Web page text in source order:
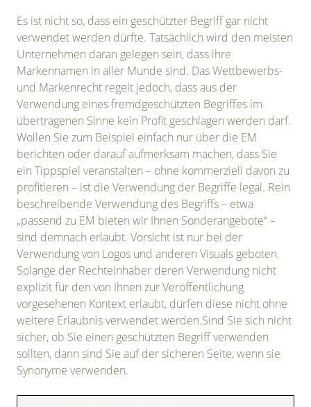
Es ist nicht so, dass ein geschützter Begriff gar nicht
verwendet werden dürfte. Tatsächlich wird den meisten
Unternehmen daran gelegen sein, dass ihre
Markennamen in aller Munde sind. Das Wettbewerbs-
und Markenrecht regelt jedoch, dass aus der
Verwendung eines fremdgeschützten Begriffes im
übertragenen Sinne kein Profit geschlagen werden darf.
Wollen Sie zum Beispiel einfach nur über die EM
berichten oder darauf aufmerksam machen, dass Sie
ein Tippspiel veranstalten – ohne kommerziell davon zu
profitieren – ist die Verwendung der Begriffe legal. Rein
beschreibende Verwendung des Begriffs – etwa
„passend zu EM bieten wir Ihnen Sonderangebote“ –
sind demnach erlaubt. Vorsicht ist nur bei der
Verwendung von Logos und anderen Visuals geboten.
Solange der Rechteinhaber deren Verwendung nicht
explizit für den von Ihnen zur Veröffentlichung
vorgesehenen Kontext erlaubt, dürfen diese nicht ohne
weitere Erlaubnis verwendet werden.Sind Sie sich nicht
sicher, ob Sie einen geschützten Begriff verwenden
sollten, dann sind Sie auf der sicheren Seite, wenn sie
Synonyme verwenden.